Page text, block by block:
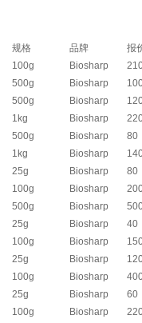
规格 品牌
报
100g Biosharp
500g Biosharp
500g Biosharp
1kg Biosharp
500g Biosharp
80
1kg Biosharp
25g Biosharp
80
100g Biosharp
500g Biosharp
25g Biosharp
40
100g Biosharp
25g Biosharp
100g Biosharp
25g Biosharp
60
100g Biosharp